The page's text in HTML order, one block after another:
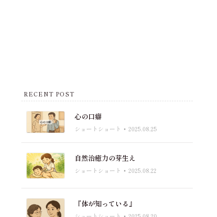
RECENT POST
心の口癖
ショートショート 2025.08.25
自然治癒力の芽生え
ショートショート 2025.08.22
『体が知っている』